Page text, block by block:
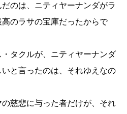
のは、ニティヤーナンダがラ
のラサの宝庫だったからで
タクルが、ニティヤーナンダ
と言ったのは、それゆえなの
慈悲に与った者だけが、それ